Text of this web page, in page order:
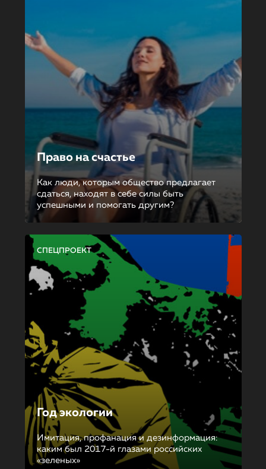
Право на счастье
Как люди, которым общество предлагает
сдаться, находят в себе силы быть
успешными и помогать другим?
СПЕЦПРОЕКТ
Год экологии
Имитация, профанация и дезинформация:
каким был 2017-й глазами российских
«зеленых»